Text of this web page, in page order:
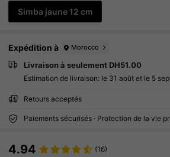
Simba jaune 12 cm
Expédition à Morocco
Livraison à seulement DH51.00
Estimation de livraison: le 31 août et le 5
Retours acceptés
Paiements sécurisés · Protection de la vie
4.94 (16)